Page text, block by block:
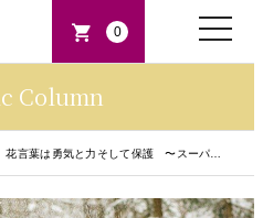
0
toggle
Column
花言葉は勇気と力そして保護 〜スーパーフード「黒にんにく」〜